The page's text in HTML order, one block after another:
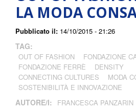
LA MODA
Pubblicato il: 14/10/2015 - 21:26
TAG:
OUT OF FASHION
FONDAZIONE
FONDAZIONE FERRÈ
DENSITY
CONNECTING CULTURES
MODA
SOSTENIBILITÀ E INNOVAZIONE
AUTORE/I: FRANCESCA PANZARIN